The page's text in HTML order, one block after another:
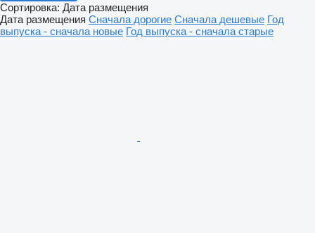
Сортировка: Дата размещения
Дата размещения Сначала дорогие Сначала дешевые Год
выпуска - сначала новые Год выпуска - сначала старые